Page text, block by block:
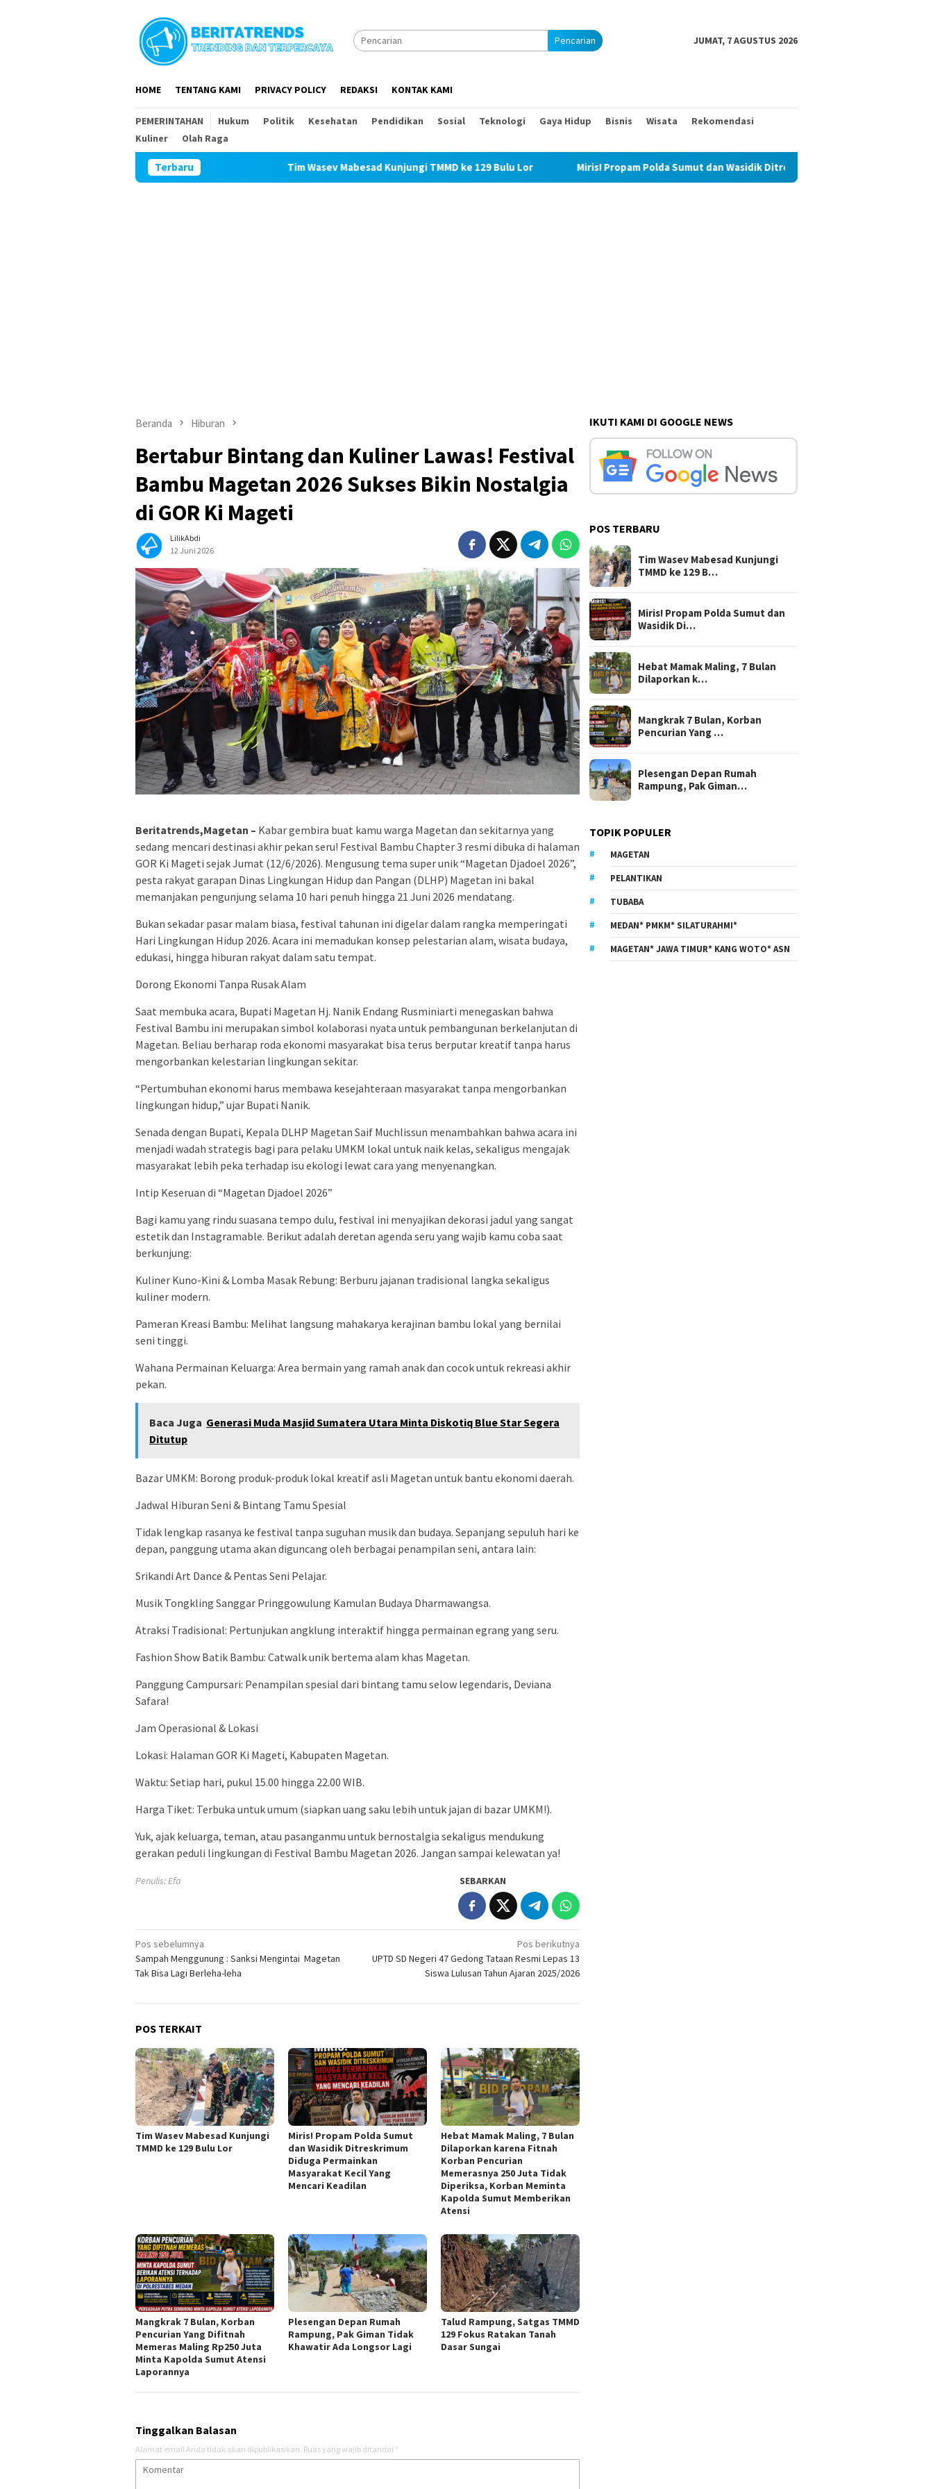
Pencarian JUMAT, 7 AGUSTUS 2026
HOME TENTANG KAMI PRIVACY POLICY REDAKSI KONTAK KAMI
PEMERINTAHAN Hukum Politik Kesehatan Pendidikan Sosial Teknologi Gaya Hidup Bisnis Wisata
Rekomendasi
Kuliner
Olah Raga
Terbaru Tim Wasev Mabesad Kunjungi TMMD ke 129 Bulu Lor Miris! Propam Polda Sumut dan Wasidik Ditreskrimum Diduga Permainkan Masyarakat Kecil
Beranda Hiburan
Bertabur Bintang dan Kuliner Lawas! Festival
Bambu Magetan 2026 Sukses Bikin Nostalgia
di GOR Ki Mageti
LilikAbdi
12 Juni 2026
Beritatrends,Magetan – Kabar gembira buat kamu warga Magetan dan sekitarnya yang
sedang mencari destinasi akhir pekan seru! Festival Bambu Chapter 3 resmi dibuka di halaman
GOR Ki Mageti sejak Jumat (12/6/2026). Mengusung tema super unik “Magetan Djadoel 2026”,
pesta rakyat garapan Dinas Lingkungan Hidup dan Pangan (DLHP) Magetan ini bakal
memanjakan pengunjung selama 10 hari penuh hingga 21 Juni 2026 mendatang.
Bukan sekadar pasar malam biasa, festival tahunan ini digelar dalam rangka memperingati
Hari Lingkungan Hidup 2026. Acara ini memadukan konsep pelestarian alam, wisata budaya,
edukasi, hingga hiburan rakyat dalam satu tempat.
Dorong Ekonomi Tanpa Rusak Alam
Saat membuka acara, Bupati Magetan Hj. Nanik Endang Rusminiarti menegaskan bahwa
Festival Bambu ini merupakan simbol kolaborasi nyata untuk pembangunan berkelanjutan di
Magetan. Beliau berharap roda ekonomi masyarakat bisa terus berputar kreatif tanpa harus
mengorbankan kelestarian lingkungan sekitar.
“Pertumbuhan ekonomi harus membawa kesejahteraan masyarakat tanpa mengorbankan
lingkungan hidup,” ujar Bupati Nanik.
Senada dengan Bupati, Kepala DLHP Magetan Saif Muchlissun menambahkan bahwa acara ini
menjadi wadah strategis bagi para pelaku UMKM lokal untuk naik kelas, sekaligus mengajak
masyarakat lebih peka terhadap isu ekologi lewat cara yang menyenangkan.
Intip Keseruan di “Magetan Djadoel 2026”
Bagi kamu yang rindu suasana tempo dulu, festival ini menyajikan dekorasi jadul yang sangat
estetik dan Instagramable. Berikut adalah deretan agenda seru yang wajib kamu coba saat
berkunjung:
Kuliner Kuno-Kini & Lomba Masak Rebung: Berburu jajanan tradisional langka sekaligus
kuliner modern.
Pameran Kreasi Bambu: Melihat langsung mahakarya kerajinan bambu lokal yang bernilai
seni tinggi.
Wahana Permainan Keluarga: Area bermain yang ramah anak dan cocok untuk rekreasi akhir
pekan.
Baca Juga Generasi Muda Masjid Sumatera Utara Minta Diskotiq Blue Star Segera
Ditutup
Bazar UMKM: Borong produk-produk lokal kreatif asli Magetan untuk bantu ekonomi daerah.
Jadwal Hiburan Seni & Bintang Tamu Spesial
Tidak lengkap rasanya ke festival tanpa suguhan musik dan budaya. Sepanjang sepuluh hari ke
depan, panggung utama akan diguncang oleh berbagai penampilan seni, antara lain:
Srikandi Art Dance & Pentas Seni Pelajar.
Musik Tongkling Sanggar Pringgowulung Kamulan Budaya Dharmawangsa.
Atraksi Tradisional: Pertunjukan angklung interaktif hingga permainan egrang yang seru.
Fashion Show Batik Bambu: Catwalk unik bertema alam khas Magetan.
Panggung Campursari: Penampilan spesial dari bintang tamu selow legendaris, Deviana
Safara!
Jam Operasional & Lokasi
Lokasi: Halaman GOR Ki Mageti, Kabupaten Magetan.
Waktu: Setiap hari, pukul 15.00 hingga 22.00 WIB.
Harga Tiket: Terbuka untuk umum (siapkan uang saku lebih untuk jajan di bazar UMKM!).
Yuk, ajak keluarga, teman, atau pasanganmu untuk bernostalgia sekaligus mendukung
gerakan peduli lingkungan di Festival Bambu Magetan 2026. Jangan sampai kelewatan ya!
Penulis: Efa SEBARKAN
Navigasi
pos
Pos sebelumnya
Sampah Menggunung : Sanksi Mengintai Magetan
Tak Bisa Lagi Berleha-leha
Pos berikutnya
UPTD SD Negeri 47 Gedong Tataan Resmi Lepas 13
Siswa Lulusan Tahun Ajaran 2025/2026
POS TERKAIT
Tim Wasev Mabesad Kunjungi
TMMD ke 129 Bulu Lor
Miris! Propam Polda Sumut
dan Wasidik Ditreskrimum
Diduga Permainkan
Masyarakat Kecil Yang
Mencari Keadilan
Hebat Mamak Maling, 7 Bulan
Dilaporkan karena Fitnah
Korban Pencurian
Memerasnya 250 Juta Tidak
Diperiksa, Korban Meminta
Kapolda Sumut Memberikan
Atensi
Mangkrak 7 Bulan, Korban
Pencurian Yang Difitnah
Memeras Maling Rp250 Juta
Minta Kapolda Sumut Atensi
Laporannya
Plesengan Depan Rumah
Rampung, Pak Giman Tidak
Khawatir Ada Longsor Lagi
Talud Rampung, Satgas TMMD
129 Fokus Ratakan Tanah
Dasar Sungai
Tinggalkan Balasan
Alamat email Anda tidak akan dipublikasikan. Ruas yang wajib ditandai *
IKUTI KAMI DI GOOGLE NEWS
POS TERBARU
Tim Wasev Mabesad Kunjungi
TMMD ke 129 B…
Miris! Propam Polda Sumut dan
Wasidik Di…
Hebat Mamak Maling, 7 Bulan
Dilaporkan k…
Mangkrak 7 Bulan, Korban
Pencurian Yang …
Plesengan Depan Rumah
Rampung, Pak Giman…
TOPIK POPULER
MAGETAN
PELANTIKAN
TUBABA
MEDAN* PMKM* SILATURAHMI*
MAGETAN* JAWA TIMUR* KANG WOTO* ASN